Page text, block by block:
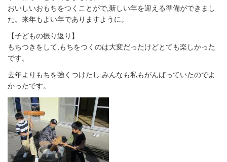
おいしいおもちをつくことがで,新しい年を迎える準備ができまし
た。来年もよい年でありますように。
【子どもの振り返り】
もちつきをして,もちをつくのは大変だったけどとても楽しかった
です。
去年よりもちを強くつけたし,みんなも私もがんばっていたのでよ
かったです。